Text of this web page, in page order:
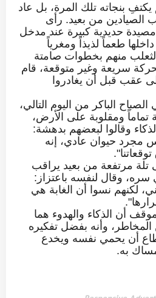
بنجاته تلك المرة، بل عاد
الصيادين من بعيد. رأى
حديدية كبيرة عند مدخل
طعماً لذيذاً ومغرياً
منهم بخطوات صامتة
سريعة وغير متوقعة، قام
عقب قبل أن يغادروا
الباكر من اليوم التالي،
ومقلوبة على الأرض،
وقالوا لبعضهم بدهشة:
مجرد حيوان عادي، إنه
مرتفعة من بعيد يراقب
وقال لنفسه باعتزاز:
لكنهم نسوا أن الغابة هي
أن الذكاء والهدوء هما
وأنه بفضل تفكيره
أن يحمي نفسه ويخدع
به.